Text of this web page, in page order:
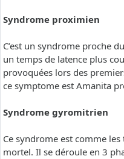
Syndrome proximien
C’est un syndrome proche
un temps de latence plus
provoquées lors des
ce symptome est Amanita
Syndrome gyromitrien
Ce syndrome est comme
mortel. Il se déroule en 3